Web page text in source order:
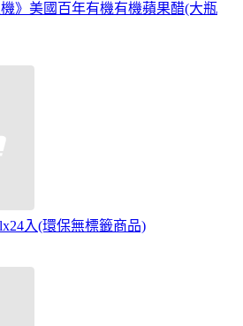
》美國百年有機有機蘋果醋(大瓶
入(環保無標籤商品)